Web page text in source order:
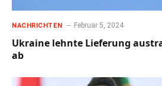
NACHRICHTEN Februar 5, 2024
Ukraine lehnte Lieferung
ab